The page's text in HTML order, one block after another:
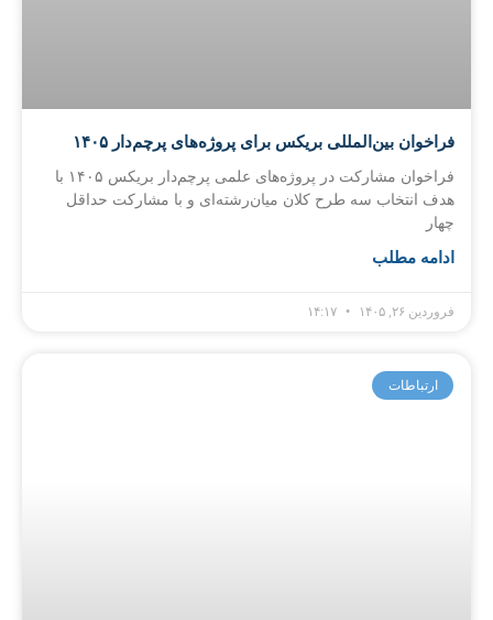
فراخوان بین‌المللی بریکس برای پروژه‌های پرچم‌دار ۱۴۰۵
فراخوان مشارکت در پروژه‌های علمی پرچم‌دار بریکس ۱۴۰۵ با
هدف انتخاب سه طرح کلان میان‌رشته‌ای و با مشارکت حداقل
چهار
ادامه مطلب
فروردین ۲۶, ۱۴۰۵
ارتباطات